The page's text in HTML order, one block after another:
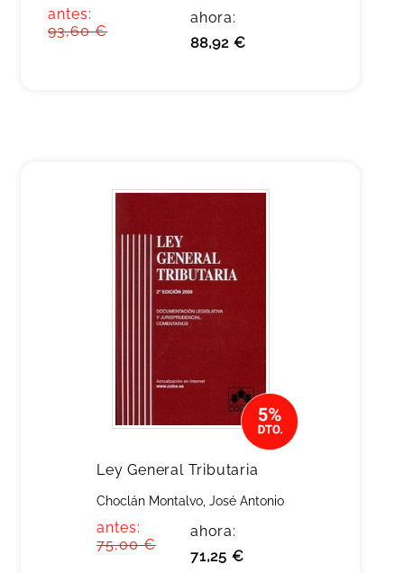
antes:
93,60 €
ahora:
88,92 €
Ley General Tributaria
Choclán Montalvo, José Antonio
antes:
75,00 €
ahora:
71,25 €